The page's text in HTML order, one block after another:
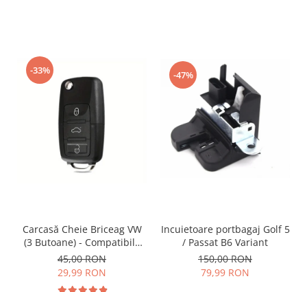
-33%
Carcasă Cheie Briceag VW
(3 Butoane) - Compatibilă
Golf 5, Jetta, Touran etc
45,00 RON
29,99 RON
-47%
Incuietoare portbagaj Golf 5
/ Passat B6 Variant
150,00 RON
79,99 RON